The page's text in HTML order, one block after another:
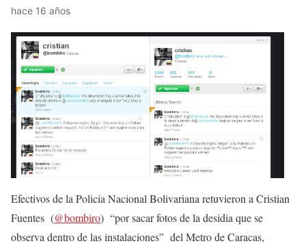
hace 16 años
Efectivos de la Policía Nacional Bolivariana retuvieron a Cristian
Fuentes (@bombiro) “por sacar fotos de la desidia que se
observa dentro de las instalaciones” del Metro de Caracas,